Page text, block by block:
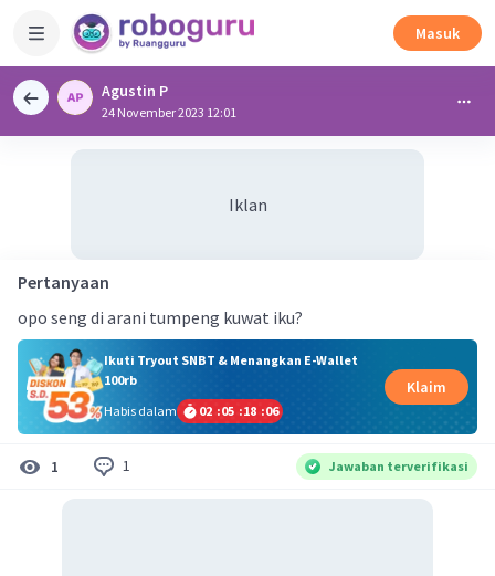
Masuk
Agustin P
24 November 2023 12:01
Iklan
Pertanyaan
opo seng di arani tumpeng kuwat iku?
Ikuti Tryout SNBT & Menangkan E-Wallet
100rb
Habis dalam
02 :05 :18 :05
Klaim
1 1 Jawaban terverifikasi